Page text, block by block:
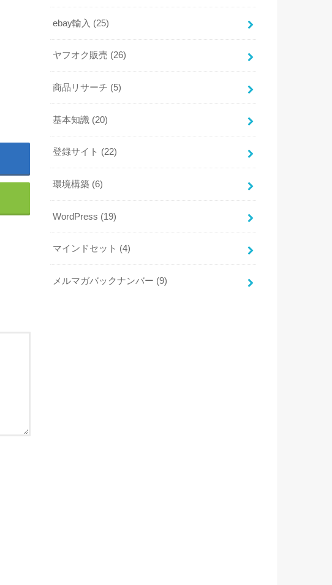
ebay輸入 (25)
ヤフオク販売 (26)
商品リサーチ (5)
基本知識 (20)
登録サイト (22)
環境構築 (6)
WordPress (19)
マインドセット (4)
メルマガバックナンバー (9)